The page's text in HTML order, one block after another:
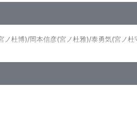
杜博)/岡本信彦(宮ノ杜雅)/泰勇気(宮ノ杜